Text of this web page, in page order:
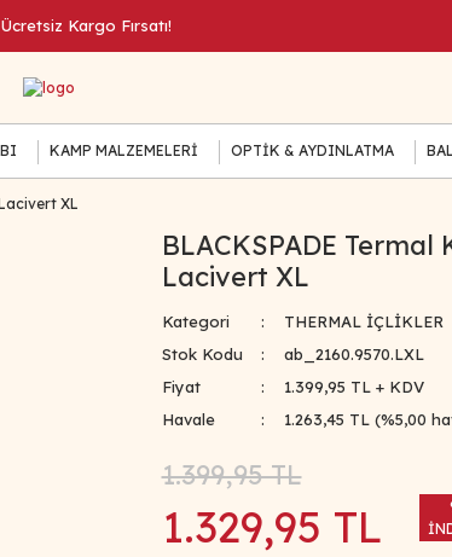
Kargo Fırsatı!
KAMP MALZEMELERİ OPTİK & AYDINLATMA
XL
BLACKSPADE Termal
Lacivert XL
Kategori
THERMAL İÇLİKLER
Stok Kodu
ab_2160.9570.LXL
Fiyat
1.399,95 TL + KDV
Havale
1.263,45 TL (%5,00
1.399,95 TL
1.329,95 TL